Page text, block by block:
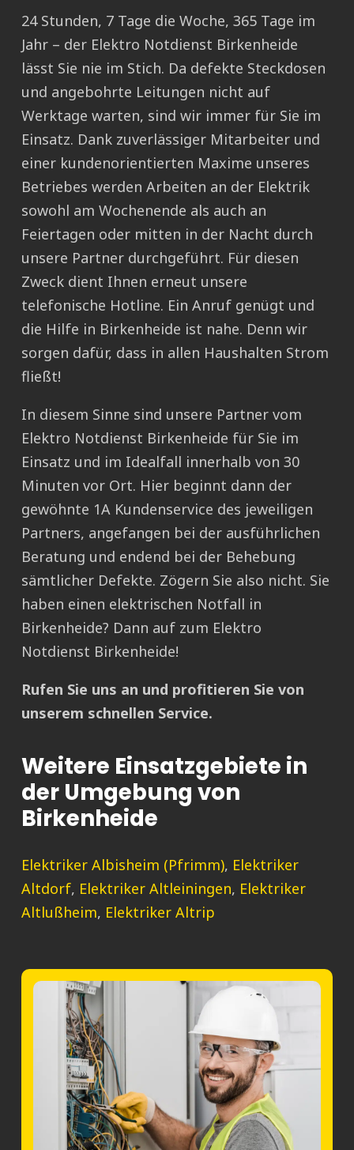
24 Stunden, 7 Tage die Woche, 365 Tage im
Jahr – der Elektro Notdienst Birkenheide
lässt Sie nie im Stich. Da defekte Steckdosen
und angebohrte Leitungen nicht auf
Werktage warten, sind wir immer für Sie im
Einsatz. Dank zuverlässiger Mitarbeiter und
einer kundenorientierten Maxime unseres
Betriebes werden Arbeiten an der Elektrik
sowohl am Wochenende als auch an
Feiertagen oder mitten in der Nacht durch
unsere Partner durchgeführt. Für diesen
Zweck dient Ihnen erneut unsere
telefonische Hotline. Ein Anruf genügt und
die Hilfe in Birkenheide ist nahe. Denn wir
sorgen dafür, dass in allen Haushalten Strom
fließt!
In diesem Sinne sind unsere Partner vom
Elektro Notdienst Birkenheide für Sie im
Einsatz und im Idealfall innerhalb von 30
Minuten vor Ort. Hier beginnt dann der
gewöhnte 1A Kundenservice des jeweiligen
Partners, angefangen bei der ausführlichen
Beratung und endend bei der Behebung
sämtlicher Defekte. Zögern Sie also nicht. Sie
haben einen elektrischen Notfall in
Birkenheide? Dann auf zum Elektro
Notdienst Birkenheide!
Rufen Sie uns an und profitieren Sie von
unserem schnellen Service.
Weitere Einsatzgebiete in
der Umgebung von
Birkenheide
Elektriker Albisheim (Pfrimm), Elektriker
Altdorf, Elektriker Altleiningen, Elektriker
Altlußheim, Elektriker Altrip